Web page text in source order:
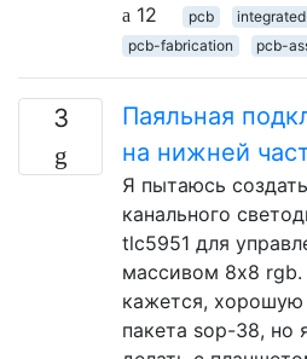
12
pcb
pcb-fabrication
pcb-
3
Паяльная
на нижней
Я пытаюсь
канального
tlc5951 для
массивом 8x8 rgb.
кажется, хорошую
пакета sop-38, но